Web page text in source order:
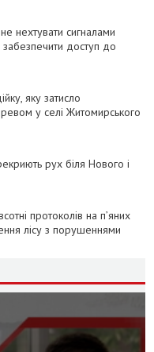
нехтувати сигналами
забезпечити доступ до
яку затисло
у селі Житомирського
рух біля Нового і
протоколів на пʼяних
лісу з порушеннями